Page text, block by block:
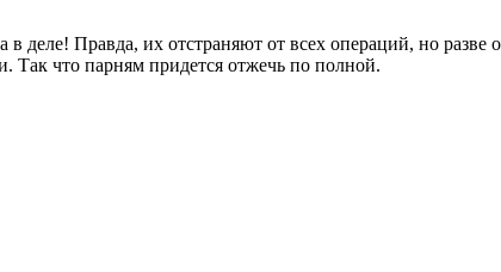
Правда, их отстраняют от всех операций, но разве
Так что парням придется отжечь по полной.